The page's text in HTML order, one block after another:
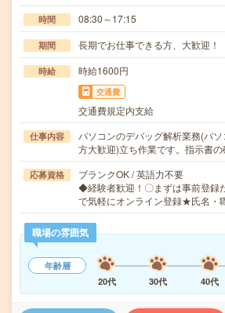
時間 08:30～17:15
期間 長期でお仕事できる方、大歓迎！
時給 時給1600円
交通費
交通費規定内支給
仕事内容
パソコンのデバッグ解析業務(パ
方大歓迎)立ち作業です。指示書
応募資格
ブランクOK / 英語力不要
◆経験者歓迎！〇まずは事前登録
で気軽にオンライン登録★氏名・
職場の雰囲気
年齢層
20代
30代 40代